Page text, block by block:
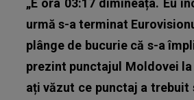
„E ora 03:17 dimineața. Eu
urmă s-a terminat
plânge de bucurie că s-a
prezint punctajul Moldovei
ați văzut ce punctaj a